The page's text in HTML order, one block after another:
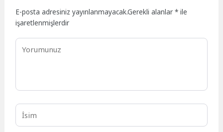
E-posta adresiniz yayınlanmayacak.Gerekli alanlar* ile
işaretlenmişlerdir